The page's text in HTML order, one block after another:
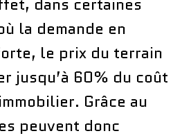
la demande en
le prix du terrain
jusqu’à 60% du coût
Grâce au
peuvent donc